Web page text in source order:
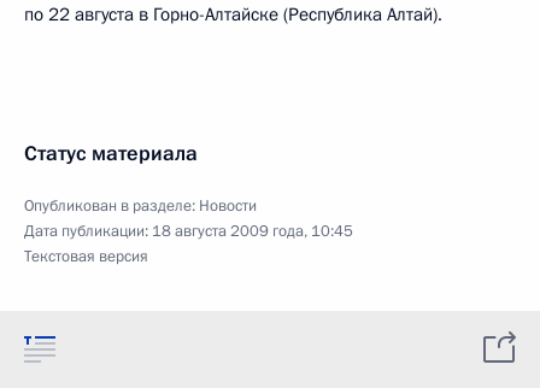
по 22 августа в Горно-Алтайске (Республика Алтай).
Статус материала
Опубликован в разделе: Новости
Дата публикации: 18 августа 2009 года, 10:45
Текстовая версия